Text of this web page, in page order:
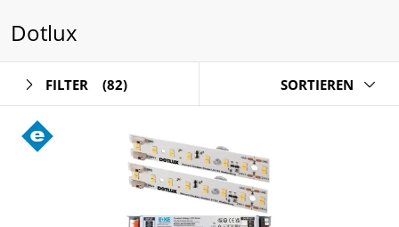
Dotlux
FILTER (82) SORTIEREN